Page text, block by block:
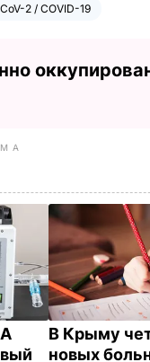
2 / COVID-19
В Крыму
новых